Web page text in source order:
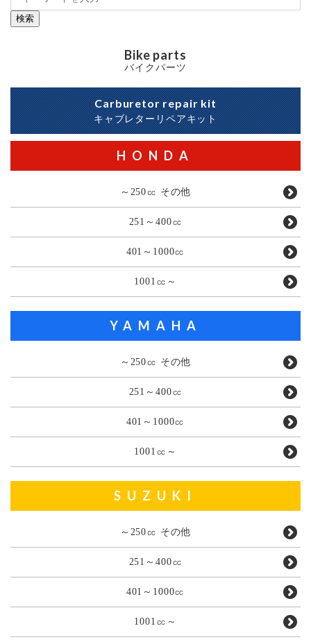
検索
Bike parts
バイクパーツ
Carburetor repair kit
キャブレターリペアキット
HONDA
～250㏄ その他
251～400㏄
401～1000㏄
1001㏄～
YAMAHA
～250㏄ その他
251～400㏄
401～1000㏄
1001㏄～
SUZUKI
～250㏄ その他
251～400㏄
401～1000㏄
1001㏄～